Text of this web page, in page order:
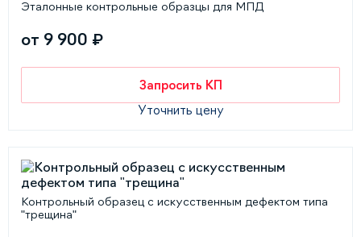
Эталонные контрольные образцы для МПД
от 9 900 ₽
Запросить КП
Уточнить цену
Контрольный образец с искусственным дефектом типа
"трещина"